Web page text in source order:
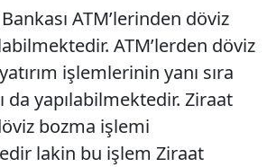
ATM’lerinden döviz
ATM’lerden döviz
işlemlerinin yanı sıra
da yapılabilmektedir. Ziraat
bozma işlemi
lakin bu işlem Ziraat